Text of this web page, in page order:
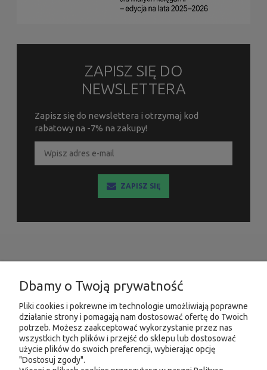
ZAPISZ SIĘ DO
NEWSLETTERA
Zapisz się do newslettera i otrzymaj kod
rabatowy na -7% na zakupy!
ZAPISZ SIĘ
INFORMACJE
MOJE KONTO
PRODUKTY
Dbamy o Twoją prywatność
Pliki cookies i pokrewne im technologie umożliwiają poprawne
działanie strony i pomagają nam dostosować ofertę do Twoich
potrzeb. Możesz zaakceptować wykorzystanie przez nas
wszystkich tych plików i przejść do sklepu lub dostosować
użycie plików do swoich preferencji, wybierając opcję
"Dostosuj zgody".